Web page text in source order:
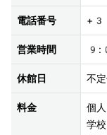
電話番号
営業時間
休館日 不
料金
個
学